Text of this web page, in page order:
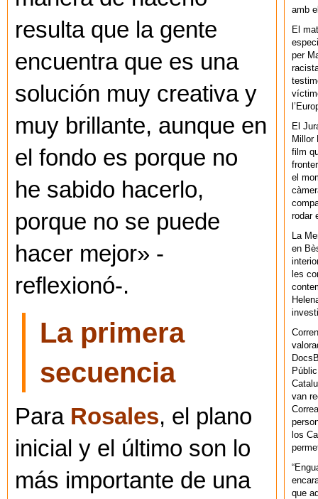
resulta que la gente
encuentra que es una
solución muy creativa y
muy brillante, aunque en
el fondo es porque no
he sabido hacerlo,
porque no se puede
hacer mejor» -
reflexionó-.
La primera
secuencia
Para Rosales, el plano
inicial y el último son lo
más importante de una
amb
El
per
El
Millor
film
el
rodar
La
en
les
van
los
que